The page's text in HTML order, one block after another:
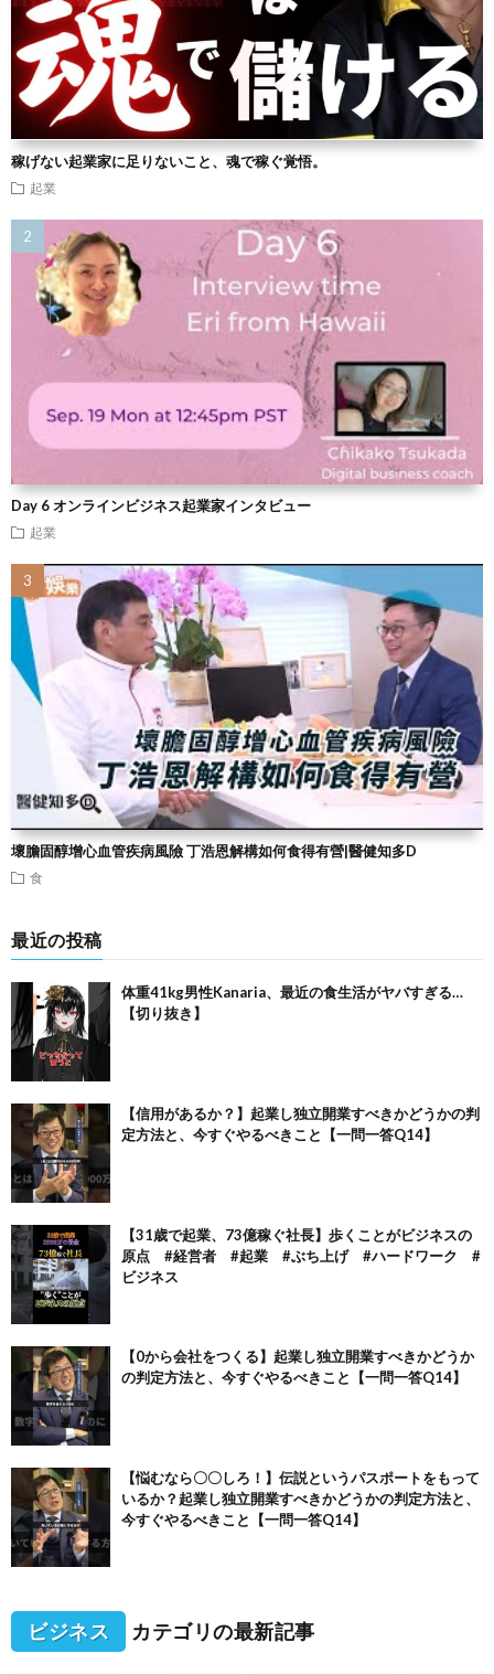
稼げない起業家に足りないこと、魂で稼ぐ覚悟。
起業
Day 6 オンラインビジネス起業家インタビュー
起業
壞膽固醇增心血管疾病風險 丁浩恩解構如何食得有營|醫健知多D
食
最近の投稿
体重41kg男性Kanaria、最近の食生活がヤバすぎる…
【切り抜き】
【信用があるか？】起業し独立開業すべきかどうかの判
定方法と、今すぐやるべきこと【一問一答Q14】
【31歳で起業、73億稼ぐ社長】歩くことがビジネスの
原点 #経営者 #起業 #ぶち上げ #ハードワーク #
ビジネス
【0から会社をつくる】起業し独立開業すべきかどうか
の判定方法と、今すぐやるべきこと【一問一答Q14】
【悩むなら〇〇しろ！】伝説というパスポートをもって
いるか？起業し独立開業すべきかどうかの判定方法と、
今すぐやるべきこと【一問一答Q14】
ビジネス カテゴリの最新記事